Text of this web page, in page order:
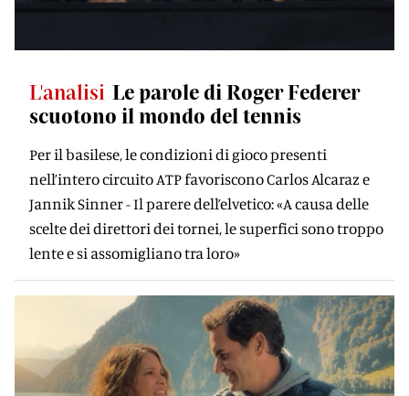
L'analisi Le parole di Roger Federer
scuotono il mondo del tennis
Per il basilese, le condizioni di gioco presenti
nell’intero circuito ATP favoriscono Carlos Alcaraz e
Jannik Sinner - Il parere dell’elvetico: «A causa delle
scelte dei direttori dei tornei, le superfici sono troppo
lente e si assomigliano tra loro»